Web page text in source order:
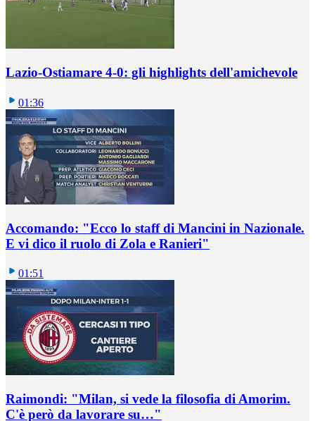
Lazio-Ostiamare 4-0: gli highlights dell'amichevole
01:36
Accomando: "Ecco lo staff di Mancini in Nazionale.
E vi dico il ruolo di Zola e Ranieri"
01:51
Raimondi: "Milan, si vede la filosofia di Amorim.
C'è però da lavorare su…"